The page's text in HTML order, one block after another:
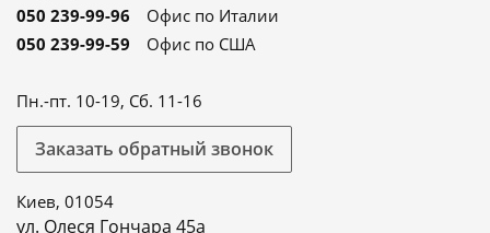
050 239-99-96
Офис по Италии
050 239-99-59
Офис по США
Пн.-пт. 10-19, Сб. 11-16
Заказать обратный звонок
Киев, 01054
ул. Олеся Гончара 45а